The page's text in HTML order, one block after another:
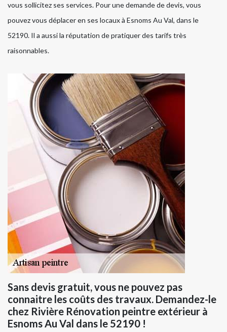
vous sollicitez ses services. Pour une demande de devis, vous
pouvez vous déplacer en ses locaux à Esnoms Au Val, dans le
52190. Il a aussi la réputation de pratiquer des tarifs très
raisonnables.
Sans devis gratuit, vous ne pouvez pas
connaitre les coûts des travaux. Demandez-le
chez Rivière Rénovation peintre extérieur à
Esnoms Au Val dans le 52190 !